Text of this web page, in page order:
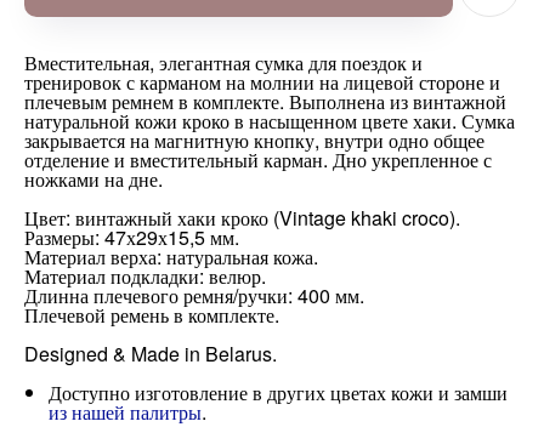
Вместительная, элегантная сумка для поездок и
тренировок с карманом на молнии на лицевой стороне и
плечевым ремнем в комплекте. Выполнена из винтажной
натуральной кожи кроко в насыщенном цвете хаки. Сумка
закрывается на магнитную кнопку, внутри одно общее
отделение и вместительный карман. Дно укрепленное с
ножками на дне.
Цвет: винтажный хаки кроко (Vintage khaki croco).
Размеры: 47х29х15,5 мм.
Материал верха: натуральная кожа.
Материал подкладки: велюр.
Длинна плечевого ремня/ручки: 400 мм.
Плечевой ремень в комплекте.
Designed & Made in Belarus.
Доступно изготовление в других цветах кожи и замши
из нашей палитры.